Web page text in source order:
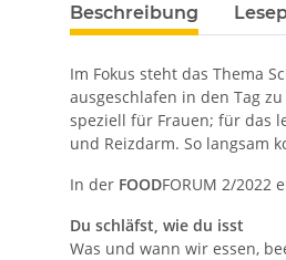
Beschreibung
Im Fokus steht das Thema
ausgeschlafen in den Tag
speziell für Frauen; für das
und Reizdarm. So langsam
In der FOODFORUM 2/2022
Du schläfst, wie du isst
Was und wann wir essen,